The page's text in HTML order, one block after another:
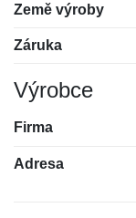
Země výroby
Záruka
Výrobce
Firma
Adresa